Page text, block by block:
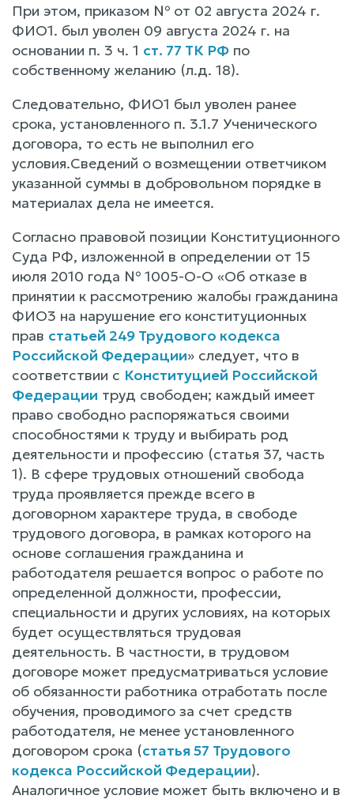
При этом, приказом № от 02 августа 2024 г.
ФИО1. был уволен 09 августа 2024 г. на
основании п. 3 ч. 1 ст. 77 ТК РФ по
собственному желанию (л.д. 18).
Следовательно, ФИО1 был уволен ранее
срока, установленного п. 3.1.7 Ученического
договора, то есть не выполнил его
условия.Сведений о возмещении ответчиком
указанной суммы в добровольном порядке в
материалах дела не имеется.
Согласно правовой позиции Конституционного
Суда РФ, изложенной в определении от 15
июля 2010 года № 1005-О-О «Об отказе в
принятии к рассмотрению жалобы гражданина
ФИО3 на нарушение его конституционных
прав статьей 249 Трудового кодекса
Российской Федерации» следует, что в
соответствии с Конституцией Российской
Федерации труд свободен; каждый имеет
право свободно распоряжаться своими
способностями к труду и выбирать род
деятельности и профессию (статья 37, часть
1). В сфере трудовых отношений свобода
труда проявляется прежде всего в
договорном характере труда, в свободе
трудового договора, в рамках которого на
основе соглашения гражданина и
работодателя решается вопрос о работе по
определенной должности, профессии,
специальности и других условиях, на которых
будет осуществляться трудовая
деятельность. В частности, в трудовом
договоре может предусматриваться условие
об обязанности работника отработать после
обучения, проводимого за счет средств
работодателя, не менее установленного
договором срока (статья 57 Трудового
кодекса Российской Федерации).
Аналогичное условие может быть включено и в